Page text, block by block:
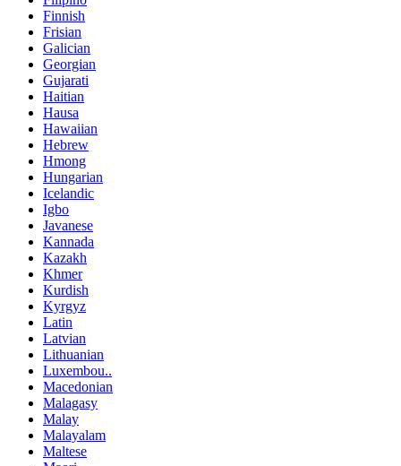
Finnish
Frisian
Galician
Georgian
Gujarati
Haitian
Hausa
Hawaiian
Hebrew
Hmong
Hungarian
Icelandic
Igbo
Javanese
Kannada
Kazakh
Khmer
Kurdish
Kyrgyz
Latin
Latvian
Lithuanian
Luxembou..
Macedonian
Malagasy
Malay
Malayalam
Maltese